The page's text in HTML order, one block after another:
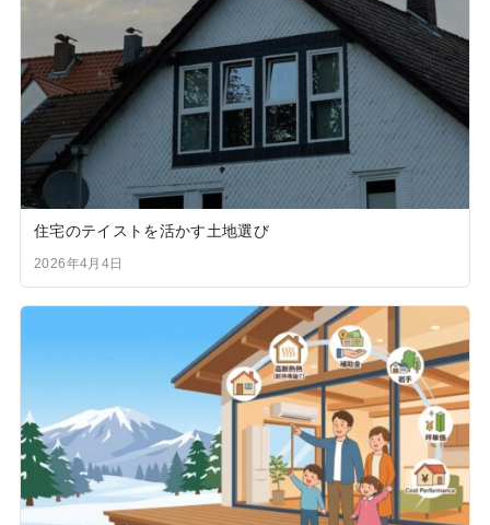
住宅のテイストを活かす土地選び
2026年4月4日